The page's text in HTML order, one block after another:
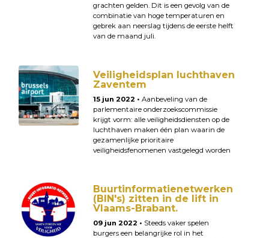
grachten gelden. Dit is een gevolg van de
combinatie van hoge temperaturen en
gebrek aan neerslag tijdens de eerste helft
van de maand juli.
Veiligheidsplan luchthaven
Zaventem
15 jun 2022 • Aanbeveling van de
parlementaire onderzoekscommissie
krijgt vorm: alle veiligheidsdiensten op de
luchthaven maken één plan waarin de
gezamenlijke prioritaire
veiligheidsfenomenen vastgelegd worden
Buurtinformatienetwerken
(BIN's) zitten in de lift in
Vlaams-Brabant.
09 jun 2022 • Steeds vaker spelen
burgers een belangrijke rol in het